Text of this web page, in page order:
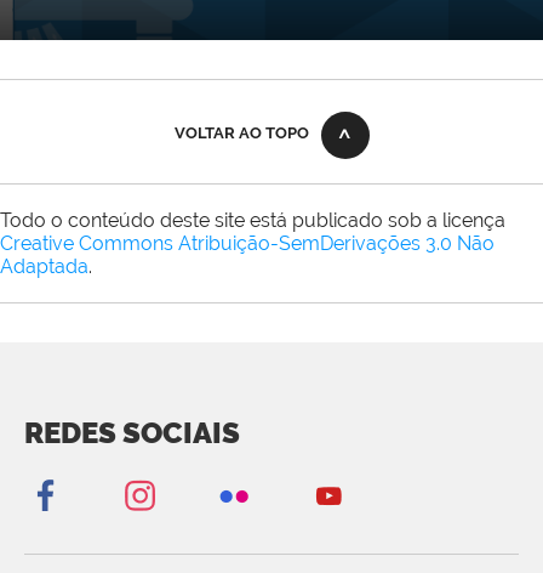
VOLTAR AO TOPO
Todo o conteúdo deste site está publicado sob a licença
Creative Commons Atribuição-SemDerivações 3.0 Não
Adaptada.
REDES SOCIAIS